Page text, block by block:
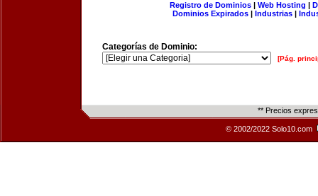
Registro de Dominios| Web Hosting |
Dominios Expirados | Industrias |
Categorías de Dominio:
[Pág.
** Precios
© 2002/2022 Solo10.com